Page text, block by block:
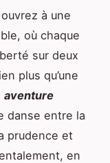
à une
où chaque
sur deux
plus qu’une
aventure
danse entre la
prudence et
en